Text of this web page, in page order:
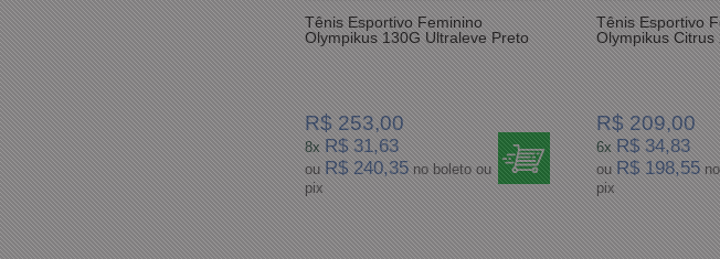
Tênis Esportivo Feminino
Olympikus 130G Ultraleve Preto
R$ 253,00
8x R$ 31,63
ou R$ 240,35 no boleto ou
pix
Tênis Esportivo
Olympikus Citrus
R$ 209,00
6x R$ 34,83
ou R$ 198,55 no
pix